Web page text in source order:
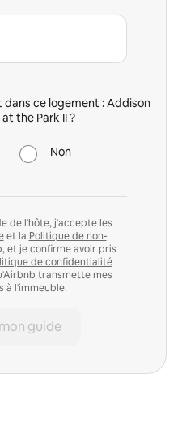
ce logement : Addison
the Park II ?
Non
de l'hôte, j'accepte les
et la Politique de non-
et je confirme avoir pris
de confidentialité
transmette mes
à l'immeuble.
guide